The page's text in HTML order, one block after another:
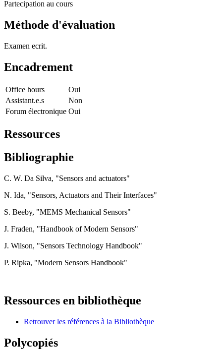
Partecipation au cours
Méthode d'évaluation
Examen ecrit.
Encadrement
Office hours
Oui
Assistant.e.s
Non
Forum électronique Oui
Ressources
Bibliographie
C. W. Da Silva, "Sensors and actuators"
N. Ida, "Sensors, Actuators and Their Interfaces"
S. Beeby, "MEMS Mechanical Sensors"
J. Fraden, "Handbook of Modern Sensors"
J. Wilson, "Sensors Technology Handbook"
P. Ripka, "Modern Sensors Handbook"
Ressources en bibliothèque
Retrouver les références à la Bibliothèque
Polycopiés